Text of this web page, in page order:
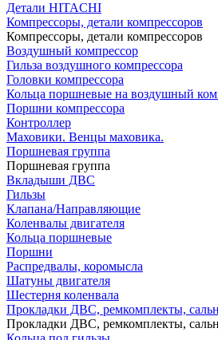
Детали HITACHI
Компрессоры, детали компрессоров
Компрессоры, детали компрессоров
Воздушный компрессор
Гильза воздушного компрессора
Головки компрессора
Кольца поршневые на воздушный
Поршни компрессора
Контроллер
Маховики. Венцы маховика.
Поршневая группа
Поршневая группа
Вкладыши ДВС
Гильзы
Клапана/Направляющие
Коленвалы двигателя
Кольца поршневые
Поршни
Распредвалы, коромысла
Шатуны двигателя
Шестерня коленвала
Прокладки ДВС, ремкомплекты,
Прокладки ДВС, ремкомплекты,